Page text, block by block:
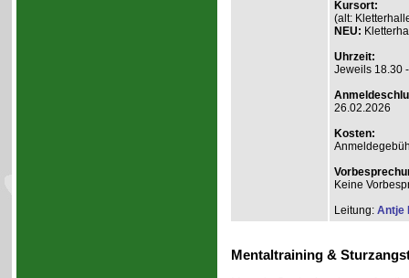
Kursort:
(alt:
NEU:
Uhrzeit:
Jeweils 18.30
26.02.2026
Kosten:
Keine
Leitung: Antje
Mentaltraining &